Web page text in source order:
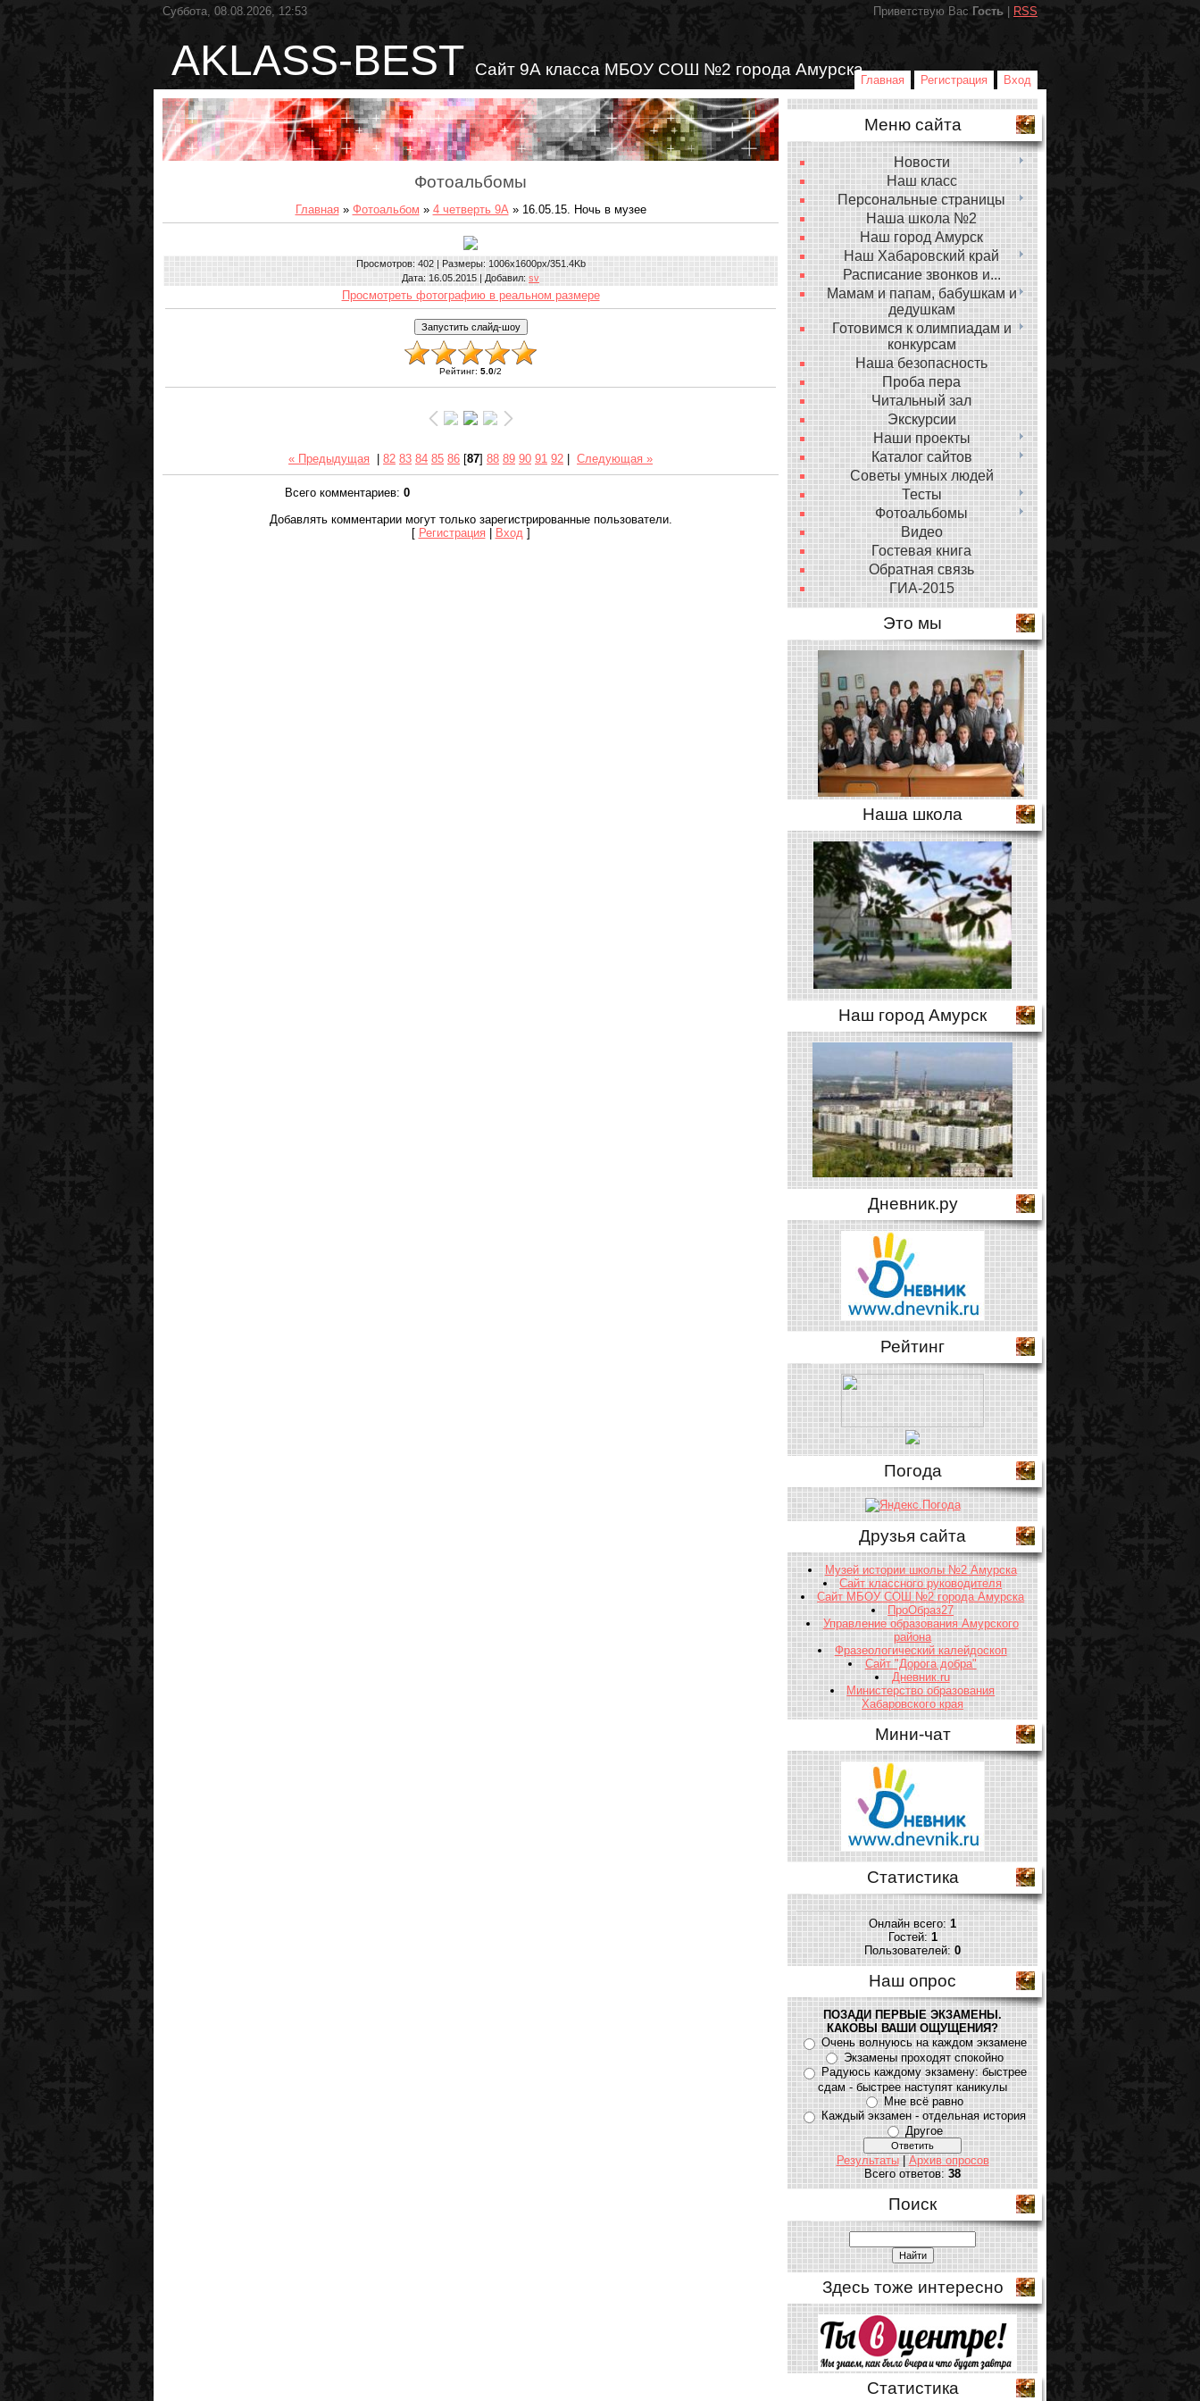
Суббота, 08.08.2026, 12:53 Приветствую Вас Гость RSS
AKLASS-BEST Сайт 9А класса МБОУ СОШ №2 города Амурска
Главная Регистрация Вход
Фотоальбомы
Главная » Фотоальбом » 4 четверть 9А» 16.05.15. Ночь в музее
Просмотров: 402 | Размеры: 1006x1600px/351.4Kb
Дата: 16.05.2015 | Добавил: sv
Просмотреть фотографию в реальном размере
Рейтинг: 5.0/2
« Предыдущая 82 83 84 85 86 [87] 88 89 90 91 92 Следующая »
Всего комментариев: 0
Добавлять комментарии могут только зарегистрированные пользователи.
[ Регистрация | Вход ]
Меню сайта
Новости
Наш класс
Персональные страницы
Наша школа №2
Наш город Амурск
Наш Хабаровский край
Расписание звонков и...
Мамам и папам, бабушкам и
дедушкам
Готовимся к олимпиадам и
конкурсам
Наша безопасность
Проба пера
Читальный зал
Экскурсии
Наши проекты
Каталог сайтов
Советы умных людей
Тесты
Фотоальбомы
Видео
Гостевая книга
Обратная связь
ГИА-2015
Это мы
Наша школа
Наш город Амурск
Дневник.ру
Рейтинг
Погода
Друзья сайта
Музей истории школы №2 Амурска
Сайт классного руководителя
Сайт МБОУ СОШ №2 города Амурска
ПроОбраз27
Управление образования Амурского
района
Фразеологический калейдоскоп
Сайт "Дорога добра"
Дневник.ru
Министерство образования
Хабаровского края
Мини-чат
Статистика
Онлайн всего:1
Гостей:1
Пользователей:0
Наш опрос
ПОЗАДИ ПЕРВЫЕ ЭКЗАМЕНЫ.
КАКОВЫ ВАШИ ОЩУЩЕНИЯ?
Очень волнуюсь на каждом экзамене
Экзамены проходят спокойно
Радуюсь каждому экзамену: быстрее
сдам - быстрее наступят каникулы
Мне всё равно
Каждый экзамен - отдельная история
Другое
Результаты|Архив опросов
Всего ответов:38
Поиск
Здесь тоже интересно
Статистика